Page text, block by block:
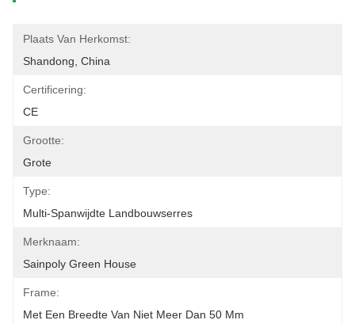
Plaats Van Herkomst:
Shandong, China
Certificering:
CE
Grootte:
Grote
Type:
Multi-Spanwijdte Landbouwserres
Merknaam:
Sainpoly Green House
Frame:
Met Een Breedte Van Niet Meer Dan 50 Mm